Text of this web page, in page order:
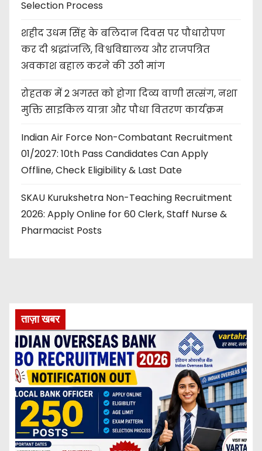
Selection Process
शहीद उधम सिंह के बलिदान दिवस पर पौधारोपण
कर दी श्रद्धांजलि, विश्वविद्यालय और राजपत्रित
अवकाश बहाल करने की उठी मांग
रोहतक में 2 अगस्त को होगा दिव्य वाणी सत्संग, नशा
मुक्ति साइकिल यात्रा और पौधा वितरण कार्यक्रम
Indian Air Force Non-Combatant Recruitment
01/2027: 10th Pass Candidates Can Apply
Offline, Check Eligibility & Last Date
SKAU Kurukshetra Non-Teaching Recruitment
2026: Apply Online for 60 Clerk, Staff Nurse &
Pharmacist Posts
ताज़ा खबर